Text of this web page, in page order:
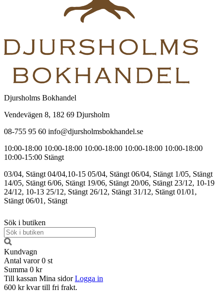
Djursholms Bokhandel
Vendevägen 8, 182 69 Djursholm
08-755 95 60 info@djursholmsbokhandel.se
10:00-18:00 10:00-18:00 10:00-18:00 10:00-18:00 10:00-18:00
10:00-15:00 Stängt
03/04, Stängt 04/04,10-15 05/04, Stängt 06/04, Stängt 1/05, Stängt
14/05, Stängt 6/06, Stängt 19/06, Stängt 20/06, Stängt 23/12, 10-19
24/12, 10-13 25/12, Stängt 26/12, Stängt 31/12, Stängt 01/01,
Stängt 06/01, Stängt
Sök i butiken
Kundvagn
Antal varor 0 st
Summa 0 kr
Till kassan Mina sidor Logga in
600 kr kvar till fri frakt.